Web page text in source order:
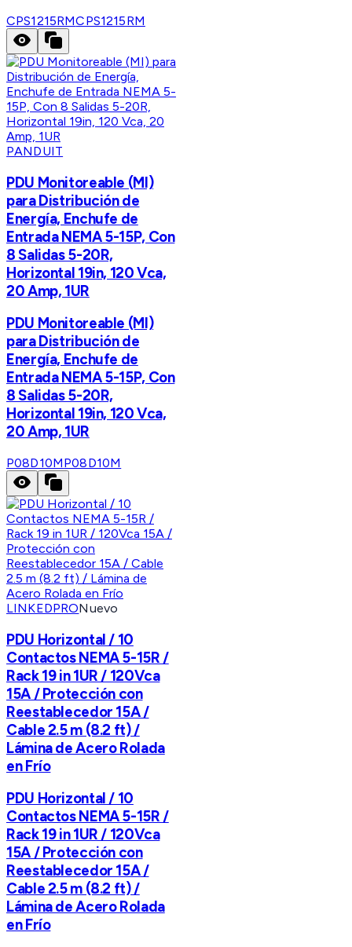
CPS1215RMCPS1215RM
PANDUIT
PDU Monitoreable (MI)
para Distribución de
Energía, Enchufe de
Entrada NEMA 5-15P, Con
8 Salidas 5-20R,
Horizontal 19in, 120 Vca,
20 Amp, 1UR
PDU Monitoreable (MI)
para Distribución de
Energía, Enchufe de
Entrada NEMA 5-15P, Con
8 Salidas 5-20R,
Horizontal 19in, 120 Vca,
20 Amp, 1UR
P08D10MP08D10M
LINKEDPRONuevo
PDU Horizontal / 10
Contactos NEMA 5-15R /
Rack 19 in 1UR / 120Vca
15A / Protección con
Reestablecedor 15A /
Cable 2.5 m (8.2 ft) /
Lámina de Acero Rolada
en Frío
PDU Horizontal / 10
Contactos NEMA 5-15R /
Rack 19 in 1UR / 120Vca
15A / Protección con
Reestablecedor 15A /
Cable 2.5 m (8.2 ft) /
Lámina de Acero Rolada
en Frío